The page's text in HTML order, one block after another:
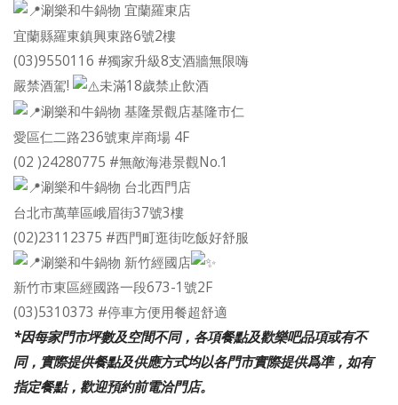
涮樂和牛鍋物 宜蘭羅東店
宜蘭縣羅東鎮興東路6號2樓
(03)9550116 #獨家升級8支酒牆無限嗨
嚴禁酒駕!
未滿18歲禁止飲酒
涮樂和牛鍋物 基隆景觀店基隆市仁
愛區仁二路236號東岸商場 4F
(02 )24280775 #無敵海港景觀No.1
涮樂和牛鍋物 台北西門店
台北市萬華區峨眉街37號3樓
(02)23112375 #西門町逛街吃飯好舒服
涮樂和牛鍋物 新竹經國店
新竹市東區經國路一段673-1號2F
(03)5310373 #停車方便用餐超舒適
*因每家門市坪數及空間不同，各項餐點及歡樂吧品項或有不
同，實際提供餐點及供應方式均以各門市實際提供爲準，如有
指定餐點，歡迎預約前電洽門店。